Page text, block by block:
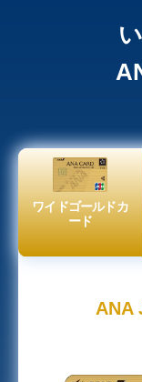
ワイドゴールドカ
ード
ANA